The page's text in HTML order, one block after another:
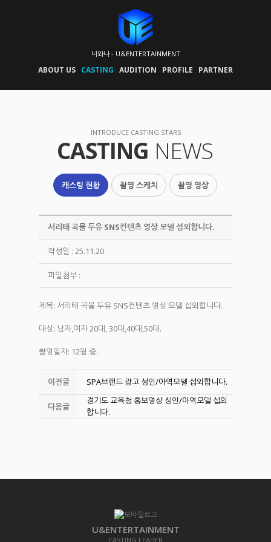
너와나 - U&ENTERTAINMENT
ABOUT US CASTING AUDITION PROFILE PARTNER
INTRODUCE CASTING STARS
CASTING NEWS
캐스팅 현황 촬영 스케치 촬영 영상
서리태 곡물 두유 SNS컨텐츠 영상 모델 섭외합니다.
작성일 : 25.11.20
파일첨부 :
제목: 서리태 곡물 두유 SNS컨텐츠 영상 모델 섭외합니다.
대상: 남자,여자 20대, 30대,40대,50대.
촬영일자: 12월 중.
이전글 SPA브랜드 광고 성인/아역모델 섭외합니다.
다음글
경기도 교육청 홍보영상 성인/아역모델 섭외
합니다.
U&ENTERTAINMENT
CASTING LEADER